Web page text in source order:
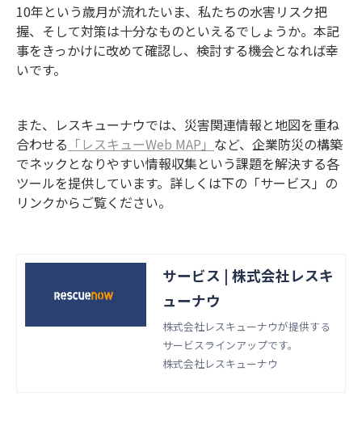
10年という歳月が流れたいま、私たちの水害リスク把
握、そして対策は十分なものといえるでしょうか。本記
事をきっかけに改めて確認し、検討する機会となれば幸
いです。
また、レスキューナウでは、災害関連情報と地図を重ね
合わせる 「レスキューWeb MAP」 など、企業防災の構築
でネックとなりやすい情報収集という課題を解決する各
ツールを提供しています。詳しくは下の「サービス」の
リンクからご覧ください。
サービス | 株式会社レスキ
ューナウ
株式会社レスキューナウが提供する
サービスラインアップです。
株式会社レスキューナウ